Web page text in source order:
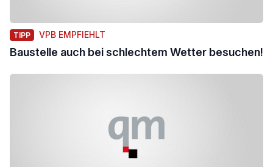
TIPP VPB EMPFIEHLT
Baustelle auch bei schlechtem Wetter besuchen!